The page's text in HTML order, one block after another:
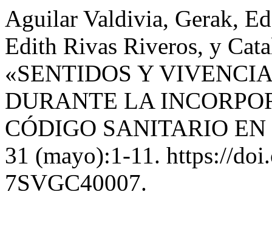
Aguilar Valdivia, Gerak,
Edith Rivas Riveros, y
«SENTIDOS Y
DURANTE LA
CÓDIGO SANITARIO
31 (mayo):1-11. https://
7SVGC40007.